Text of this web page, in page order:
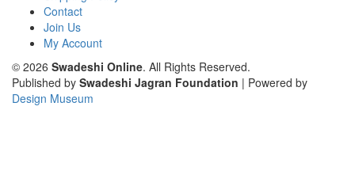
Contact
Join Us
My Account
© 2026 Swadeshi Online. All Rights Reserved.
Published by Swadeshi Jagran Foundation | Powered by
Design Museum